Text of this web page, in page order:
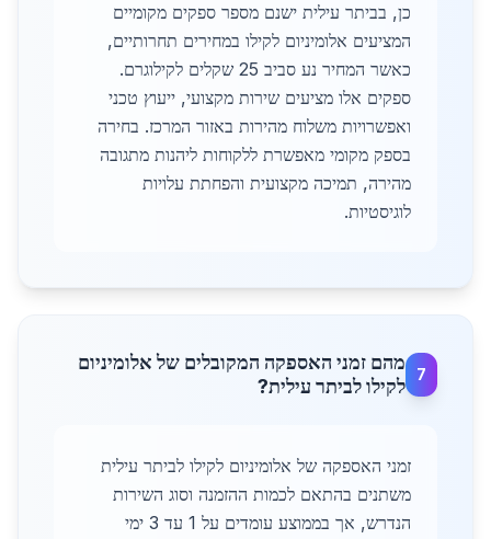
כן, בביתר עילית ישנם מספר ספקים מקומיים
המציעים אלומיניום לקילו במחירים תחרותיים,
כאשר המחיר נע סביב 25 שקלים לקילוגרם.
ספקים אלו מציעים שירות מקצועי, ייעוץ טכני
ואפשרויות משלוח מהירות באזור המרכז. בחירה
בספק מקומי מאפשרת ללקוחות ליהנות מתגובה
מהירה, תמיכה מקצועית והפחתת עלויות
לוגיסטיות.
7
מהם זמני האספקה המקובלים של אלומיניום
לקילו לביתר עילית?
זמני האספקה של אלומיניום לקילו לביתר עילית
משתנים בהתאם לכמות ההזמנה וסוג השירות
הנדרש, אך בממוצע עומדים על 1 עד 3 ימי